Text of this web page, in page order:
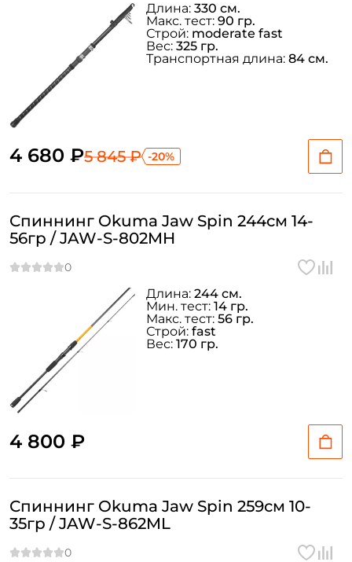
4 680 ₽5 845 ₽ -20%
Длина: 330 см.
Макс. тест: 90 гр.
Строй: moderate fast
Вес: 325 гр.
Транспортная длина: 84 см.
Спиннинг Okuma Jaw Spin 244см 14-
56гр / JAW-S-802MH
4 800 ₽
Длина: 244 см.
Мин. тест: 14 гр.
Макс. тест: 56 гр.
Строй: fast
Вес: 170 гр.
Спиннинг Okuma Jaw Spin 259см 10-
35гр / JAW-S-862ML